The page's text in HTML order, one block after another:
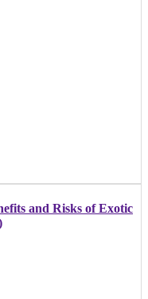
and Risks of Exotic